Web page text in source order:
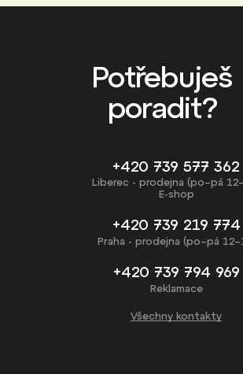
Potřebuješ
poradit?
+420 739 577 362
Liberec - prodejna (po–pá
E-shop
+420 739 219 774
Praha - prodejna (po–pá
+420 739 794 969
Reklamace
Všechny kontakty